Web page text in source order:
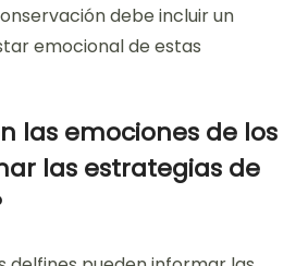
debe incluir un
emocional de estas
las emociones de los
las estrategias de